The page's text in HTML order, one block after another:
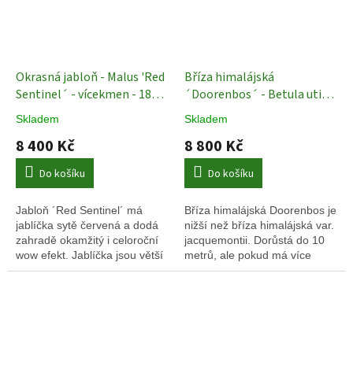
Okrasná jabloň - Malus 'Red
Sentinel´ - vícekmen - 180 -
200 cm
Skladem
8 400 Kč
Do košíku
Jabloň ´Red Sentinel´ má
jablíčka sytě červená a dodá
zahradě okamžitý i celoroční
wow efekt. Jablíčka jsou větší
než u jiného kultivaru
Bříza himalájská
´Doorenbos´ - Betula utilis
- vícekmen - 200 - 250 cm
Skladem
8 800 Kč
Do košíku
Bříza himalájská Doorenbos je
nižší než bříza himalájská var.
jacquemontii. Dorůstá do 10
metrů, ale pokud má více
kmenů, může být ještě nižší.